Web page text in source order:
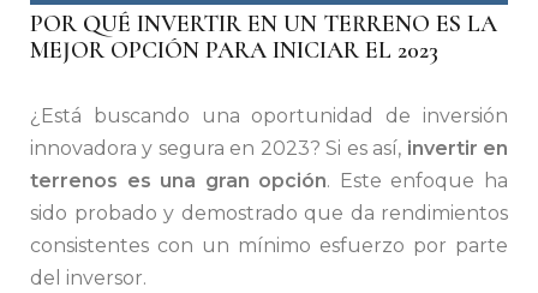
POR QUÉ INVERTIR EN UN TERRENO ES LA
MEJOR OPCIÓN PARA INICIAR EL 2023
¿Está buscando una oportunidad de inversión
innovadora y segura en 2023? Si es así, invertir en
terrenos es una gran opción. Este enfoque ha
sido probado y demostrado que da rendimientos
consistentes con un mínimo esfuerzo por parte
del inversor.